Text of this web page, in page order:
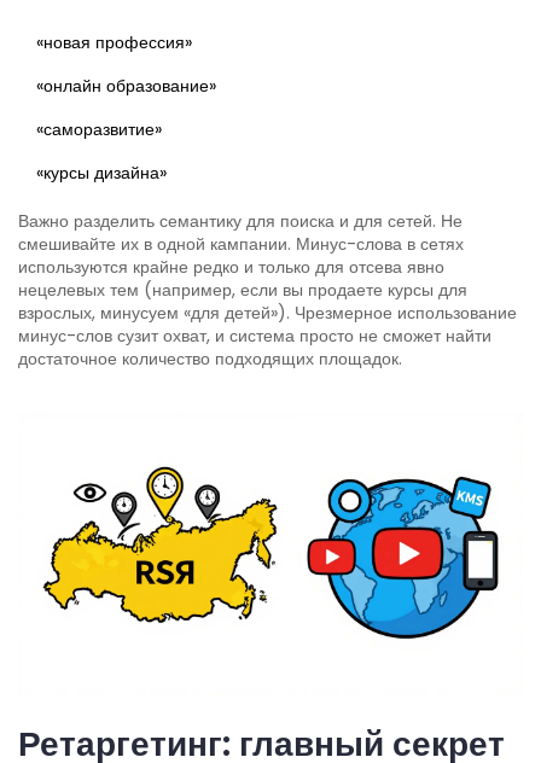
«новая профессия»
«онлайн образование»
«саморазвитие»
«курсы дизайна»
Важно разделить семантику для поиска и для сетей. Не
смешивайте их в одной кампании. Минус-слова в сетях
используются крайне редко и только для отсева явно
нецелевых тем (например, если вы продаете курсы для
взрослых, минусуем «для детей»). Чрезмерное использование
минус-слов сузит охват, и система просто не сможет найти
достаточное количество подходящих площадок.
Ретаргетинг: главный секрет